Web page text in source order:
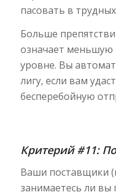
пасовать в
Больше
означает
уровне. Вы
лигу, если вам
бесперебойную
Критерий #11:
Ваши поставщики
занимаетесь ли